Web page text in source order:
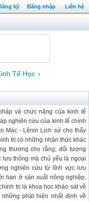
ký Đăng nhập Liên hệ
Tế Học ›
và chức năng của kinh tế
nghiên cứu của kinh tế chính
Mác - Lênin Lịch sử cho thấy
trị có những nhận thức khác
thương cho rằng, đối tượng
thông mà chủ yếu là ngoại
nghiên cứu từ lĩnh vực lưu
hạn ở sản xuất nông nghiệp.
trị là khoa học khảo sát về
phát hiện nhất định về